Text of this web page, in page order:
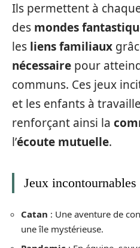
Ils permettent à
des mondes
les liens familiaux
nécessaire pour
communs. Ces jeux
et les enfants à
renforçant ainsi la
l’écoute mutuelle.
Jeux incontournables
Catan : Une aventure de
une île mystérieuse.